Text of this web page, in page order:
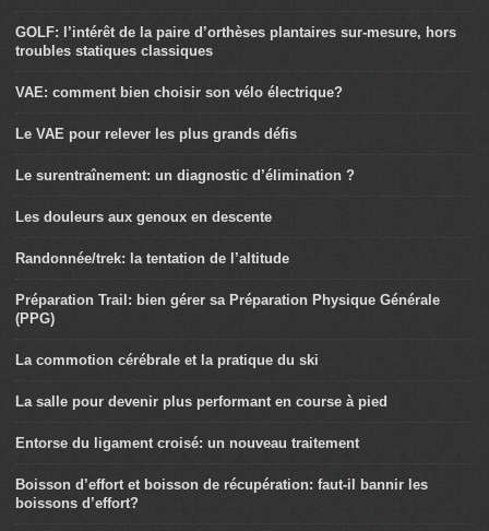
GOLF: l’intérêt de la paire d’orthèses plantaires sur-mesure, hors
troubles statiques classiques
VAE: comment bien choisir son vélo électrique?
Le VAE pour relever les plus grands défis
Le surentraînement: un diagnostic d’élimination ?
Les douleurs aux genoux en descente
Randonnée/trek: la tentation de l’altitude
Préparation Trail: bien gérer sa Préparation Physique Générale
(PPG)
La commotion cérébrale et la pratique du ski
La salle pour devenir plus performant en course à pied
Entorse du ligament croisé: un nouveau traitement
Boisson d’effort et boisson de récupération: faut-il bannir les
boissons d’effort?